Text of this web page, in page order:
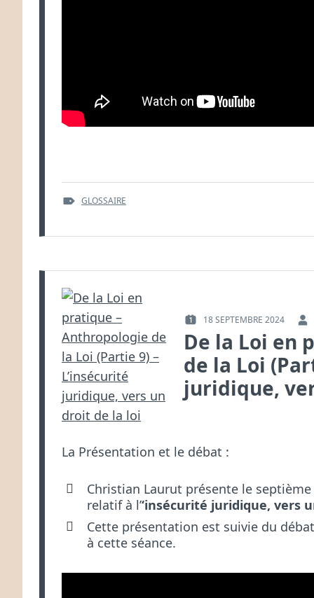
ÉTIQUETTES :
GLOSSAIRE
PUBLIÉ
LE :
18 SEPTEMBRE 2024 PAR :
De la Loi en
de la Loi
juridique,
La Présentation et le débat :
Christian Laurut présente le
relatif à l’‘insécurité juridique, vers
Cette présentation est suivie du
à cette séance.